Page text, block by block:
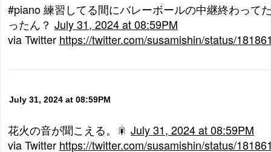
#piano 練習してる間にバレーボールの中継終わって
ったん？ July 31, 2024 at 08:59PM
via Twitter https://twitter.com/susamishin/status/
July 31, 2024 at 08:59PM
花火の音が聞こえる。🎇 July 31, 2024 at 08:59PM
via Twitter https://twitter.com/susamishin/status/